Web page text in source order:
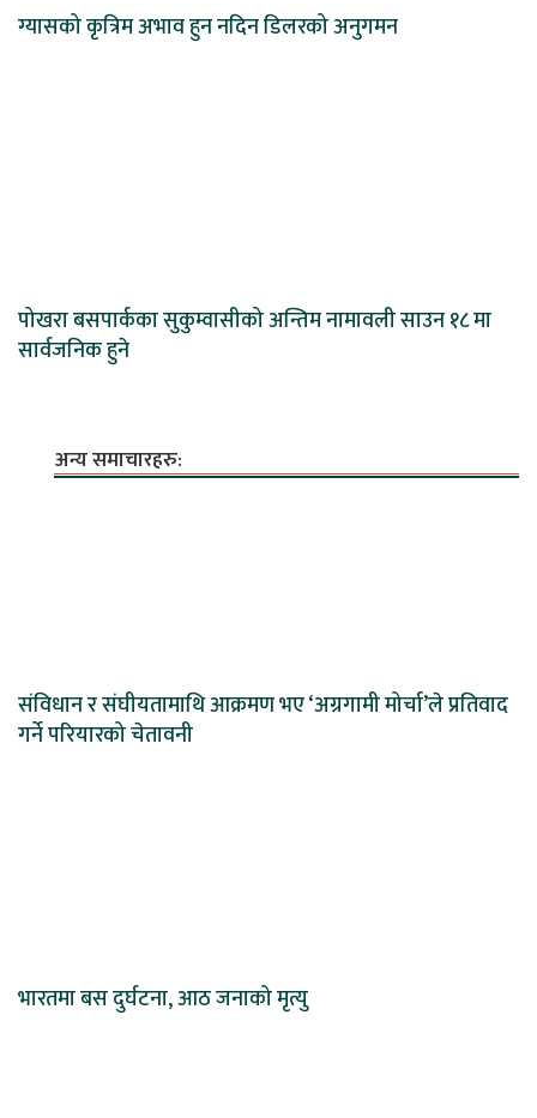
ग्यासको कृत्रिम अभाव हुन नदिन डिलरको अनुगमन
पोखरा बसपार्कका सुकुम्वासीको अन्तिम नामावली साउन १८ मा
सार्वजनिक हुने
अन्य समाचारहरु:
संविधान र संघीयतामाथि आक्रमण भए ‘अग्रगामी मोर्चा’ले प्रतिवाद
गर्ने परियारको चेतावनी
भारतमा बस दुर्घटना, आठ जनाको मृत्यु